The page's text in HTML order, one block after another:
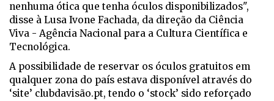
nenhuma ótica que tenha óculos disponibilizados",
disse à Lusa Ivone Fachada, da direção da Ciência
Viva - Agência Nacional para a Cultura Científica e
Tecnológica.
A possibilidade de reservar os óculos gratuitos em
qualquer zona do país estava disponível através do
‘site’ clubdavisão.pt, tendo o ‘stock’ sido reforçado